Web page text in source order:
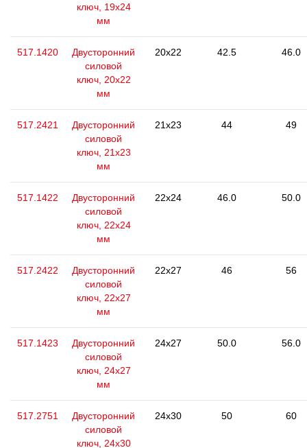
ключ, 19x24
мм
517.1420
Двусторонний
силовой
ключ, 20x22
мм
20x22 42.5 46.0
517.2421
Двусторонний
силовой
ключ, 21x23
мм
21x23 44 49
517.1422
Двусторонний
силовой
ключ, 22x24
мм
22x24 46.0 50.0
517.2422
Двусторонний
силовой
ключ, 22x27
мм
22x27 46 56
517.1423
Двусторонний
силовой
ключ, 24x27
мм
24x27 50.0 56.0
517.2751
Двусторонний
силовой
ключ, 24x30
24x30 50 60